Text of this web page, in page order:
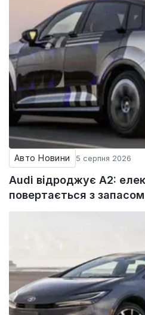
Авто Новини 5 серпня 2026
Audi відроджує A2:
повертається з